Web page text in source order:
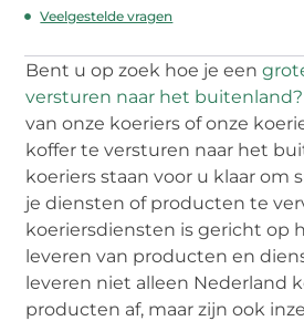
Veelgestelde vragen
Bent u op zoek hoe je een
versturen naar het buitenland?
van onze koeriers of onze
koffer te versturen naar het
koeriers staan voor u klaar om
je diensten of producten te
koeriersdiensten is gericht op
leveren van producten en
leveren niet alleen Nederland
producten af, maar zijn ook